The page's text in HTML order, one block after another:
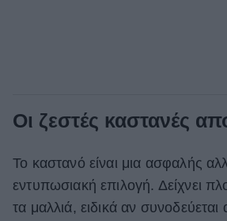
Οι ζεστές καστανές
Το καστανό είναι μια ασφαλής
εντυπωσιακή επιλογή. Δείχνει
τα μαλλιά, ειδικά αν συνοδεύεται